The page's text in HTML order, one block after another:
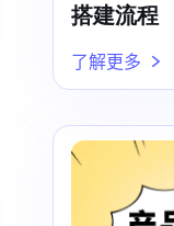
搭建流程
了解更多